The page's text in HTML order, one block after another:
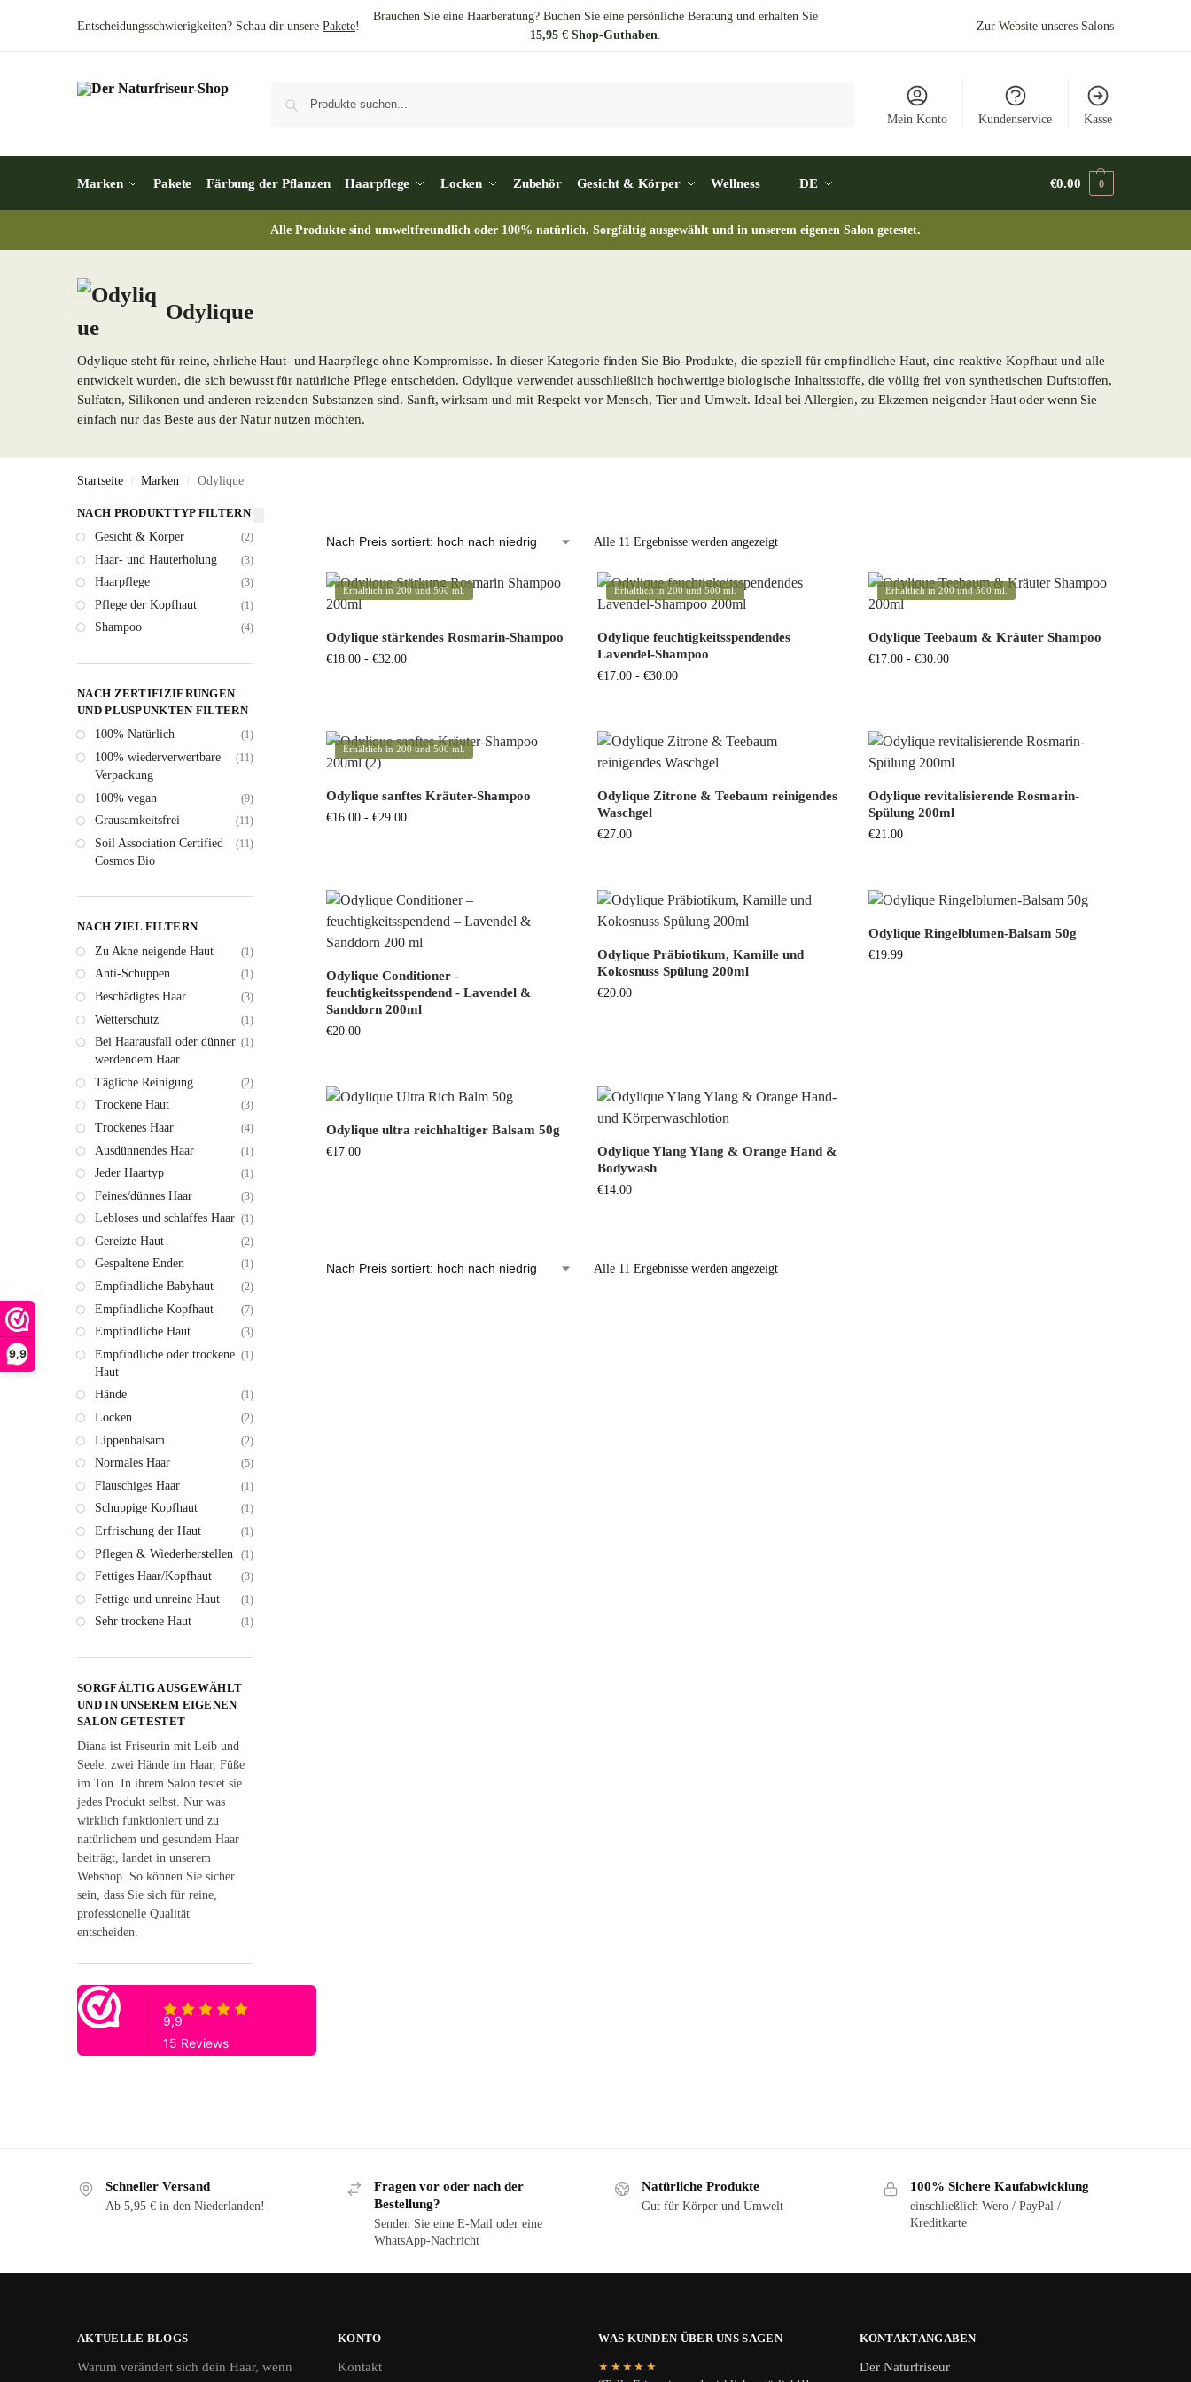
9,9
Entscheidungsschwierigkeiten? Schau dir unsere Pakete!
Brauchen Sie eine Haarberatung? Buchen Sie eine persönliche Beratung und erhalten Sie
15,95 € Shop-Guthaben.
Zur Website unseres Salons
Mein Konto Kundenservice Kasse
Marken Pakete Färbung der Pflanzen Haarpflege Locken Zubehör Gesicht & Körper Wellness DE €0.00 0
Alle Produkte sind umweltfreundlich oder 100% natürlich. Sorgfältig ausgewählt und in unserem eigenen Salon getestet.
Odylique
Odylique steht für reine, ehrliche Haut- und Haarpflege ohne Kompromisse. In dieser Kategorie finden Sie Bio-Produkte, die speziell für empfindliche Haut, eine reaktive Kopfhaut und alle
entwickelt wurden, die sich bewusst für natürliche Pflege entscheiden. Odylique verwendet ausschließlich hochwertige biologische Inhaltsstoffe, die völlig frei von synthetischen Duftstoffen,
Sulfaten, Silikonen und anderen reizenden Substanzen sind. Sanft, wirksam und mit Respekt vor Mensch, Tier und Umwelt. Ideal bei Allergien, zu Ekzemen neigender Haut oder wenn Sie
einfach nur das Beste aus der Natur nutzen möchten.
Startseite / Marken / Odylique
Alle 11 Ergebnisse werden angezeigt
Erhältlich in 200 und 500 ml.
Odylique stärkendes Rosmarin-Shampoo
€18.00 - €32.00
Erhältlich in 200 und 500 ml.
Odylique feuchtigkeitsspendendes
Lavendel-Shampoo
€17.00 - €30.00
Erhältlich in 200 und 500 ml.
Odylique Teebaum & Kräuter Shampoo
€17.00 - €30.00
Erhältlich in 200 und 500 ml.
Odylique sanftes Kräuter-Shampoo
€16.00 - €29.00
Odylique Zitrone & Teebaum reinigendes
Waschgel
€27.00
Odylique revitalisierende Rosmarin-
Spülung 200ml
€21.00
Odylique Conditioner -
feuchtigkeitsspendend - Lavendel &
Sanddorn 200ml
€20.00
Odylique Präbiotikum, Kamille und
Kokosnuss Spülung 200ml
€20.00
Odylique Ringelblumen-Balsam 50g
€19.99
Odylique ultra reichhaltiger Balsam 50g
€17.00
Odylique Ylang Ylang & Orange Hand &
Bodywash
€14.00
Alle 11 Ergebnisse werden angezeigt
NACH PRODUKTTYP FILTERN
Gesicht & Körper
(2)
Haar- und Hauterholung (3)
Haarpflege (3)
Pflege der Kopfhaut (1)
Shampoo (4)
NACH ZERTIFIZIERUNGEN
UND PLUSPUNKTEN FILTERN
100% Natürlich
(1)
100% wiederverwertbare
Verpackung
(11)
100% vegan (9)
Grausamkeitsfrei (11)
Soil Association Certified
Cosmos Bio
(11)
NACH ZIEL FILTERN
Zu Akne neigende Haut
(1)
Anti-Schuppen (1)
Beschädigtes Haar (3)
Wetterschutz (1)
Bei Haarausfall oder dünner
werdendem Haar
(1)
Tägliche Reinigung (2)
Trockene Haut (3)
Trockenes Haar (4)
Ausdünnendes Haar (1)
Jeder Haartyp (1)
Feines/dünnes Haar (3)
Lebloses und schlaffes Haar (1)
Gereizte Haut (2)
Gespaltene Enden (1)
Empfindliche Babyhaut (2)
Empfindliche Kopfhaut (7)
Empfindliche Haut (3)
Empfindliche oder trockene
Haut
(1)
Hände (1)
Locken (2)
Lippenbalsam (2)
Normales Haar (5)
Flauschiges Haar (1)
Schuppige Kopfhaut (1)
Erfrischung der Haut (1)
Pflegen & Wiederherstellen (1)
Fettiges Haar/Kopfhaut (3)
Fettige und unreine Haut (1)
Sehr trockene Haut (1)
SORGFÄLTIG AUSGEWÄHLT
UND IN UNSEREM EIGENEN
SALON GETESTET
Diana ist Friseurin mit Leib und
Seele: zwei Hände im Haar, Füße
im Ton. In ihrem Salon testet sie
jedes Produkt selbst. Nur was
wirklich funktioniert und zu
natürlichem und gesundem Haar
beiträgt, landet in unserem
Webshop. So können Sie sicher
sein, dass Sie sich für reine,
professionelle Qualität
entscheiden.
Schneller Versand
Ab 5,95 € in den Niederlanden!
Fragen vor oder nach der
Bestellung?
Senden Sie eine E-Mail oder eine
WhatsApp-Nachricht
Natürliche Produkte
Gut für Körper und Umwelt
100% Sichere Kaufabwicklung
einschließlich Wero / PayPal /
Kreditkarte
AKTUELLE BLOGS
Warum verändert sich dein Haar, wenn
KONTO
Kontakt
WAS KUNDEN ÜBER UNS SAGEN
★★★★★
KONTAKTANGABEN
Der Naturfriseur